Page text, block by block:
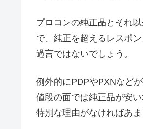
プロコンの純正品とそれ
で、純正を超えるレスポ
過言ではないでしょう。
例外的にPDPやPXNなど
値段の面では純正品が安
特別な理由がなければあ